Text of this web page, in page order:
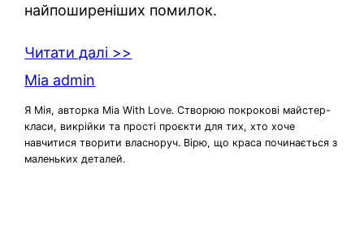
найпоширеніших помилок.
Читати далі >>
Mia admin
Я Мія, авторка Mia With Love. Створюю покрокові майстер-
класи, викрійки та прості проєкти для тих, хто хоче
навчитися творити власноруч. Вірю, що краса починається з
маленьких деталей.